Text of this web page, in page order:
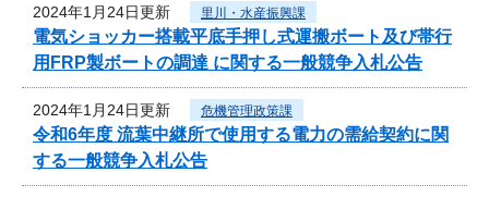
2024年1月24日更新 里川・水産振興課
電気ショッカー搭載平底手押し式運搬ボート及び帯行
用FRP製ボートの調達 に関する一般競争入札公告
2024年1月24日更新 危機管理政策課
令和6年度 流葉中継所で使用する電力の需給契約に関
する一般競争入札公告